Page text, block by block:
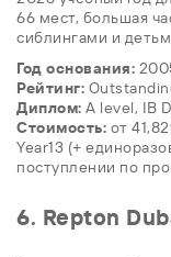
66 мест, большая
сиблингами и
Год основания:
Рейтинг:
Диплом: A level, IB
Стоимость: от
Year13 (+
поступлении по
6. Repton